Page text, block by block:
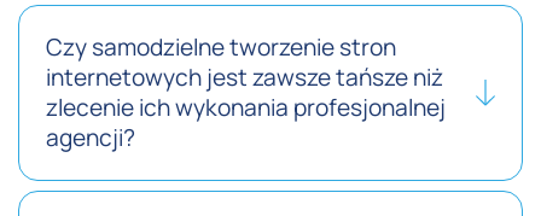
Czy samodzielne tworzenie stron
internetowych jest zawsze tańsze niż
zlecenie ich wykonania profesjonalnej
agencji?